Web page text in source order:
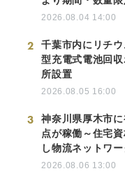
2026.08.04 14:00
2
千葉市内にリチ
型充電式電池回
所設置
2026.08.05 16:00
3
神奈川県厚木市
点が稼働～住宅
し物流ネットワ
2026.08.06 13:00